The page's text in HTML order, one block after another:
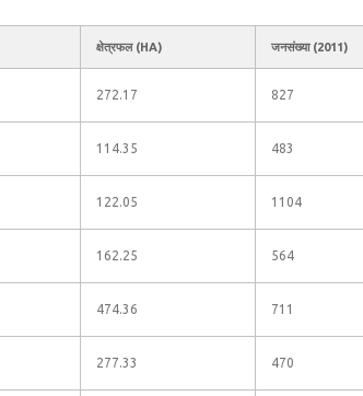
क्षेत्रफल (HA) जनसंख्या (2011)
272.17 827
114.35 483
122.05 1104
162.25 564
474.36 711
277.33 470